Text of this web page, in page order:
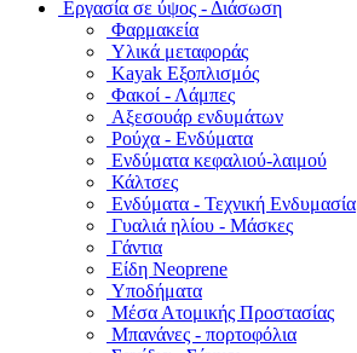
Εργασία σε ύψος - Διάσωση
Φαρμακεία
Υλικά μεταφοράς
Kayak Εξοπλισμός
Φακοί - Λάμπες
Αξεσουάρ ενδυμάτων
Ρούχα - Ενδύματα
Ενδύματα κεφαλιού-λαιμού
Κάλτσες
Ενδύματα - Τεχνική Ενδυμασία
Γυαλιά ηλίου - Μάσκες
Γάντια
Είδη Neoprene
Υποδήματα
Μέσα Ατομικής Προστασίας
Μπανάνες - πορτοφόλια